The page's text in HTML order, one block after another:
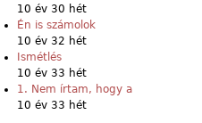
10 év 30 hét
Én is számolok
10 év 32 hét
Ismétlés
10 év 33 hét
1. Nem írtam, hogy a
10 év 33 hét